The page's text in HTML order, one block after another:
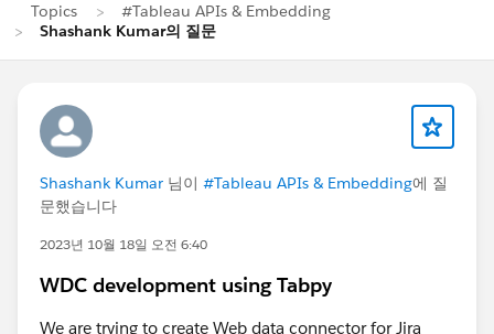
Topics
#Tableau APIs & Embedding
Shashank Kumar의 질문
Shashank Kumar 님이 #Tableau APIs & Embedding에 질
문했습니다
2023년 10월 18일 오전 6:40
WDC development using Tabpy
We are trying to create Web data connector for Jira